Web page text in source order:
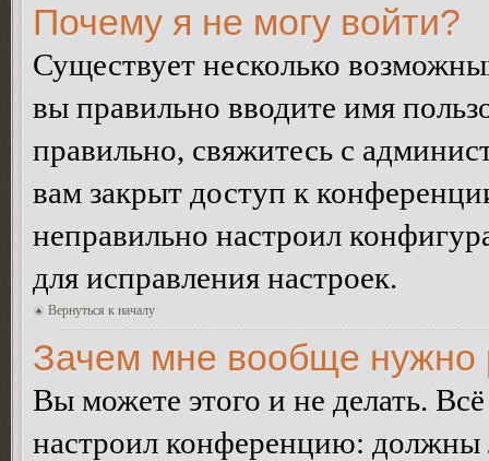
Почему я не могу войти?
Существует несколько
вы правильно вводите имя
правильно, свяжитесь с
вам закрыт доступ к
неправильно настроил
для исправления настроек.
Вернуться к началу
Зачем мне вообще нужно
Вы можете этого и не делать.
настроил конференцию: должны